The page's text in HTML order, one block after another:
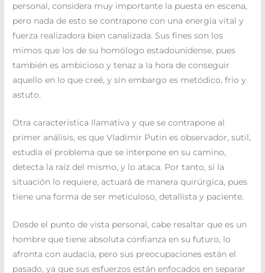
personal, considera muy importante la puesta en escena,
pero nada de esto se contrapone con una energía vital y
fuerza realizadora bien canalizada. Sus fines son los
mimos que los de su homólogo estadounidense, pues
también es ambicioso y tenaz a la hora de conseguir
aquello en lo que creé, y sin embargo es metódico, frio y
astuto.
Otra característica llamativa y que se contrapone al
primer análisis, es que Vladimir Putin es observador, sutil,
estudia el problema que se interpone en su camino,
detecta la raíz del mismo, y lo ataca. Por tanto, si la
situación lo requiere, actuará de manera quirúrgica, pues
tiene una forma de ser meticuloso, detallista y paciente.
Desde el punto de vista personal, cabe resaltar que es un
hombre que tiene absoluta confianza en su futuro, lo
afronta con audacia, pero sus preocupaciones están el
pasado, ya que sus esfuerzos están enfocados en separar